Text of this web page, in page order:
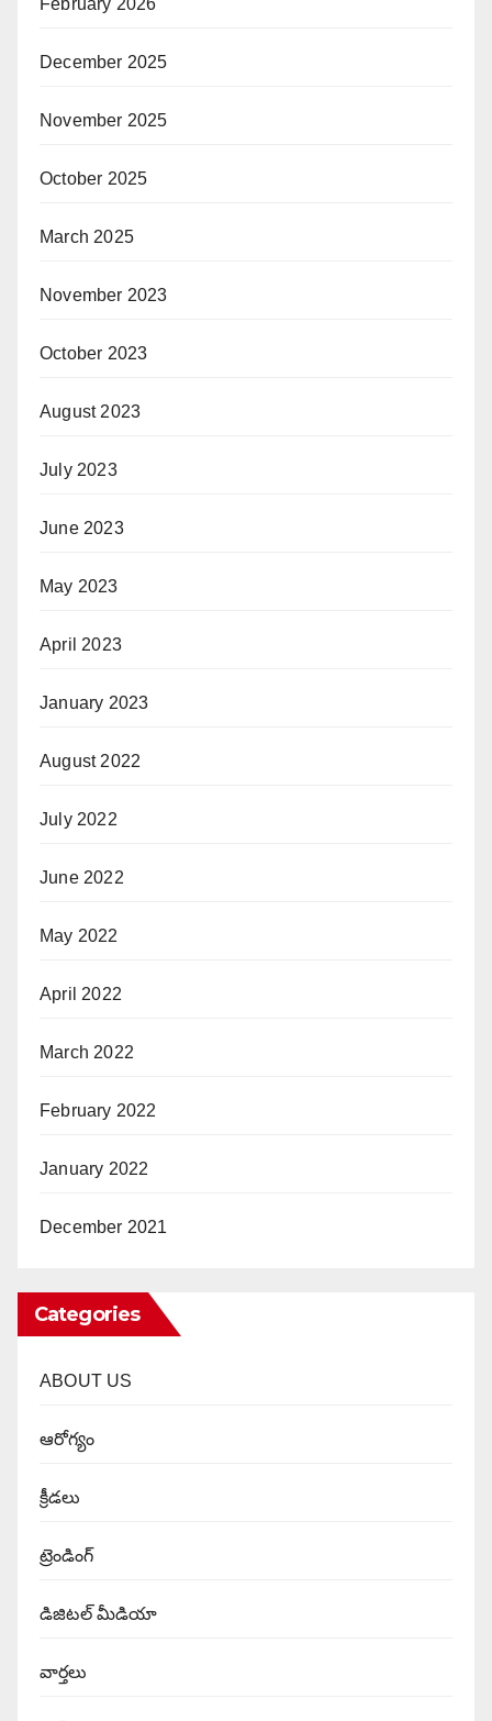
December 2025
November 2025
October 2025
March 2025
November 2023
October 2023
August 2023
July 2023
June 2023
May 2023
April 2023
January 2023
August 2022
July 2022
June 2022
May 2022
April 2022
March 2022
February 2022
January 2022
December 2021
Categories
ABOUT US
ఆరోగ్యం
క్రీడలు
ట్రెండింగ్
డిజిటల్ మీడియా
వార్త‌లు